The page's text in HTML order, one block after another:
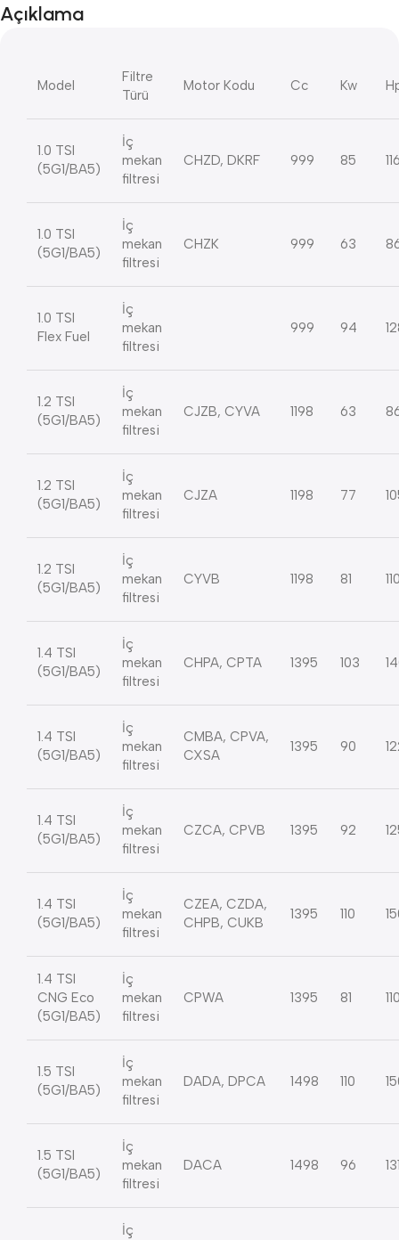
Açıklama
Model
Filtre
Türü
Motor Kodu Cc Kw
1.0 TSI
(5G1/BA5)
İç
mekan
filtresi
CHZD, DKRF 999 85
1.0 TSI
(5G1/BA5)
İç
mekan
filtresi
CHZK 999 63
1.0 TSI
Flex Fuel
İç
mekan
filtresi
999 94
1.2 TSI
(5G1/BA5)
İç
mekan
filtresi
CJZB, CYVA 1198 63
1.2 TSI
(5G1/BA5)
İç
mekan
filtresi
CJZA 1198 77
1.2 TSI
(5G1/BA5)
İç
mekan
filtresi
CYVB 1198 81
1.4 TSI
(5G1/BA5)
İç
mekan
filtresi
CHPA, CPTA 1395 103
1.4 TSI
(5G1/BA5)
İç
mekan
filtresi
CMBA, CPVA,
CXSA
1395 90
1.4 TSI
(5G1/BA5)
İç
mekan
filtresi
CZCA, CPVB 1395 92
1.4 TSI
(5G1/BA5)
İç
mekan
filtresi
CZEA, CZDA,
CHPB, CUKB
1395 110
1.4 TSI
CNG Eco
(5G1/BA5)
İç
mekan
filtresi
CPWA 1395 81
1.5 TSI
(5G1/BA5)
İç
mekan
filtresi
DADA, DPCA 1498 110
1.5 TSI
(5G1/BA5)
İç
mekan
filtresi
DACA 1498 96
İç